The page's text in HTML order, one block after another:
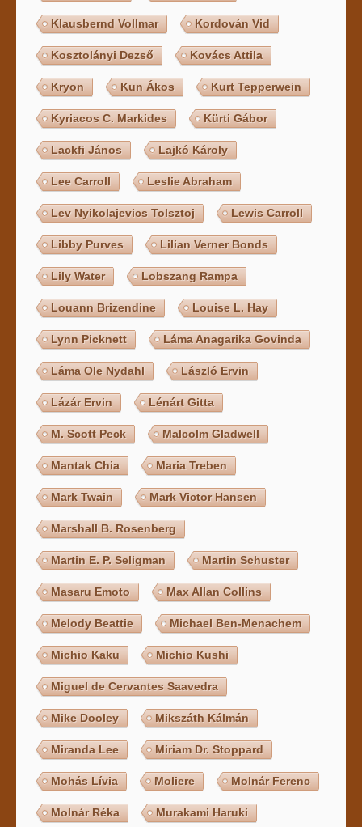
Klausbernd Vollmar Kordován Vid
Kosztolányi Dezső Kovács Attila
Kryon Kun Ákos Kurt Tepperwein
Kyriacos C. Markides Kürti Gábor
Lackfi János Lajkó Károly
Lee Carroll Leslie Abraham
Lev Nyikolajevics Tolsztoj Lewis Carroll
Libby Purves Lilian Verner Bonds
Lily Water Lobszang Rampa
Louann Brizendine Louise L. Hay
Lynn Picknett Láma Anagarika Govinda
Láma Ole Nydahl László Ervin
Lázár Ervin Lénárt Gitta
M. Scott Peck Malcolm Gladwell
Mantak Chia Maria Treben
Mark Twain Mark Victor Hansen
Marshall B. Rosenberg
Martin E. P. Seligman Martin Schuster
Masaru Emoto Max Allan Collins
Melody Beattie Michael Ben-Menachem
Michio Kaku Michio Kushi
Miguel de Cervantes Saavedra
Mike Dooley Mikszáth Kálmán
Miranda Lee Miriam Dr. Stoppard
Mohás Lívia Moliere Molnár Ferenc
Molnár Réka Murakami Haruki